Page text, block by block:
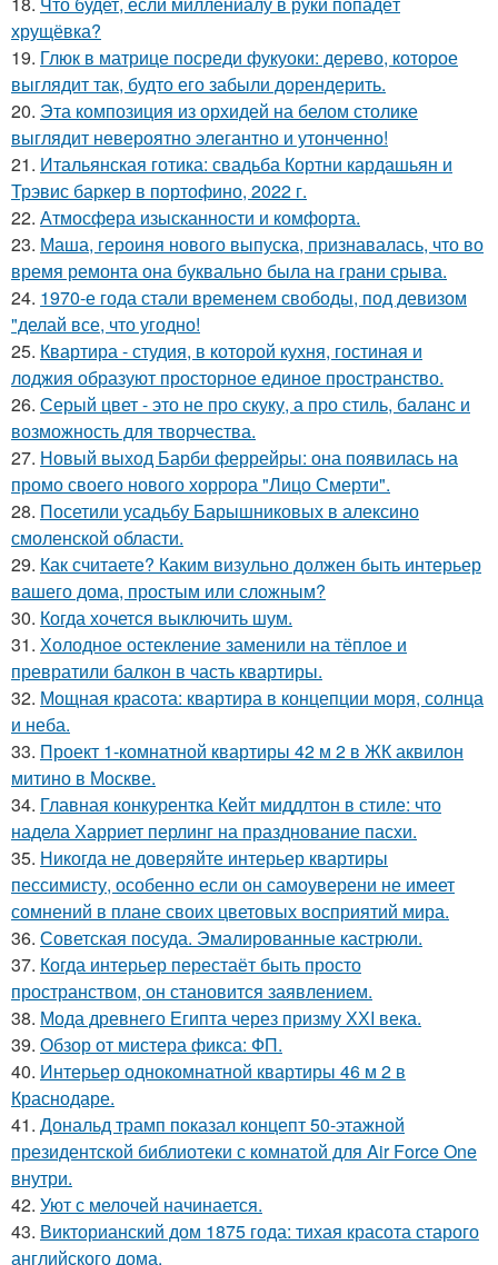
хрущёвка?
19. Глюк в матрице посреди фукуоки: дерево, которое
выглядит так, будто его забыли дорендерить.
20. Эта композиция из орхидей на белом столике
выглядит невероятно элегантно и утонченно!
21. Итальянская готика: свадьба Кортни кардашьян и
Трэвис баркер в портофино, 2022 г.
22. Атмосфера изысканности и комфорта.
23. Маша, героиня нового выпуска, признавалась, что во
время ремонта она буквально была на грани срыва.
24. 1970-е года стали временем свободы, под девизом
"делай все, что угодно!
25. Квартира - студия, в которой кухня, гостиная и
лоджия образуют просторное единое пространство.
26. Серый цвет - это не про скуку, а про стиль, баланс и
возможность для творчества.
27. Новый выход Барби феррейры: она появилась на
промо своего нового хоррора "Лицо Смерти".
28. Посетили усадьбу Барышниковых в алексино
смоленской области.
29. Как считаете? Каким визульно должен быть интерьер
вашего дома, простым или сложным?
30. Когда хочется выключить шум.
31. Холодное остекление заменили на тёплое и
превратили балкон в часть квартиры.
32. Мощная красота: квартира в концепции моря, солнца
и неба.
33. Проект 1-комнатной квартиры 42 м 2 в ЖК аквилон
митино в Москве.
34. Главная конкурентка Кейт миддлтон в стиле: что
надела Харриет перлинг на празднование пасхи.
35. Никогда не доверяйте интерьер квартиры
пессимисту, особенно если он самоуверени не имеет
сомнений в плане своих цветовых восприятий мира.
36. Советская посуда. Эмалированные кастрюли.
37. Когда интерьер перестаёт быть просто
пространством, он становится заявлением.
38. Мода древнего Египта через призму ХХI века.
39. Обзор от мистера фикса: ФП.
40. Интерьер однокомнатной квартиры 46 м 2 в
Краснодаре.
41. Дональд трамп показал концепт 50-этажной
президентской библиотеки с комнатой для Air Force One
внутри.
42. Уют с мелочей начинается.
43. Викторианский дом 1875 года: тихая красота старого
английского дома.